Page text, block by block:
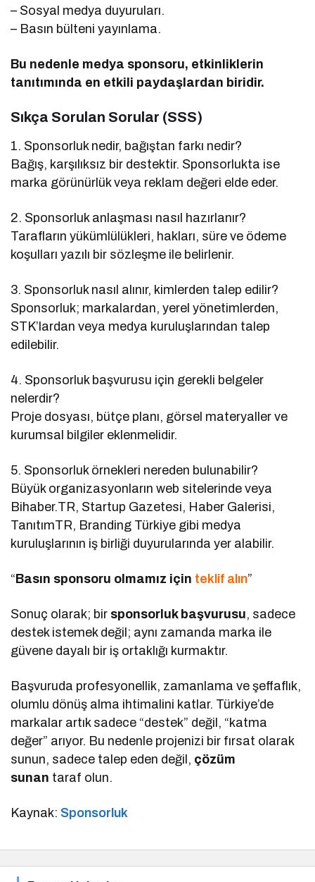
– Sosyal medya duyuruları.
– Basın bülteni yayınlama.
Bu nedenle medya sponsoru, etkinliklerin
tanıtımında en etkili paydaşlardan biridir.
Sıkça Sorulan Sorular (SSS)
1. Sponsorluk nedir, bağıştan farkı nedir?
Bağış, karşılıksız bir destektir. Sponsorlukta ise
marka görünürlük veya reklam değeri elde eder.
2. Sponsorluk anlaşması nasıl hazırlanır?
Tarafların yükümlülükleri, hakları, süre ve ödeme
koşulları yazılı bir sözleşme ile belirlenir.
3. Sponsorluk nasıl alınır, kimlerden talep edilir?
Sponsorluk; markalardan, yerel yönetimlerden,
STK’lardan veya medya kuruluşlarından talep
edilebilir.
4. Sponsorluk başvurusu için gerekli belgeler
nelerdir?
Proje dosyası, bütçe planı, görsel materyaller ve
kurumsal bilgiler eklenmelidir.
5. Sponsorluk örnekleri nereden bulunabilir?
Büyük organizasyonların web sitelerinde veya
Bihaber.TR, Startup Gazetesi, Haber Galerisi,
TanıtımTR, Branding Türkiye gibi medya
kuruluşlarının iş birliği duyurularında yer alabilir.
“ Basın sponsoru olmamız için teklif alın”
Sonuç olarak; bir sponsorluk başvurusu, sadece
destek istemek değil; aynı zamanda marka ile
güvene dayalı bir iş ortaklığı kurmaktır.
Başvuruda profesyonellik, zamanlama ve şeffaflık,
olumlu dönüş alma ihtimalini katlar. Türkiye’de
markalar artık sadece “destek” değil, “katma
değer” arıyor. Bu nedenle projenizi bir fırsat olarak
sunun, sadece talep eden değil, çözüm
sunan taraf olun.
Kaynak: Sponsorluk